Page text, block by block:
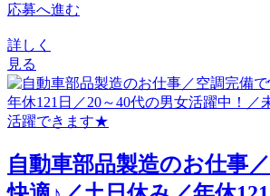
応募へ進む
詳しく
見る
自動車部品製造のお仕事